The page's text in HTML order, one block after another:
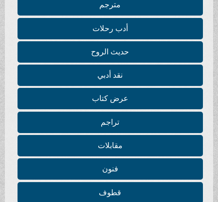
مترجم
أدب رحلات
حديث الروح
نقد أدبي
عرض كتاب
تراجم
مقابلات
فنون
قطوف